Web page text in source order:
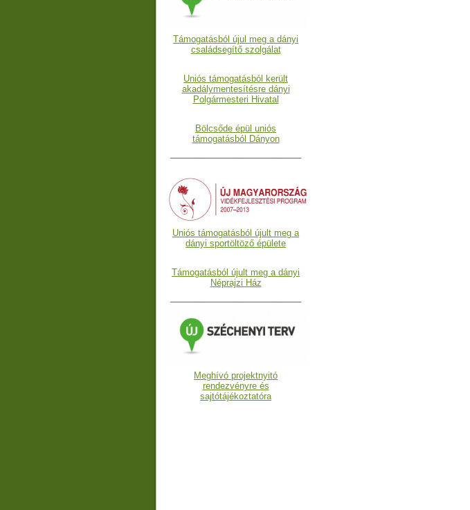
Támogatásból újul meg a dányi
családsegítő szolgálat
Uniós támogatásból került
akadálymentesítésre dányi
Polgármesteri Hivatal
Bölcsőde épül uniós
támogatásból Dányon
Uniós támogatásból újult meg a
dányi sportöltöző épülete
Támogatásból újult meg a dányi
Néprajzi Ház
Meghívó projektnyitó
rendezvényre és
sajtótájékoztatóra